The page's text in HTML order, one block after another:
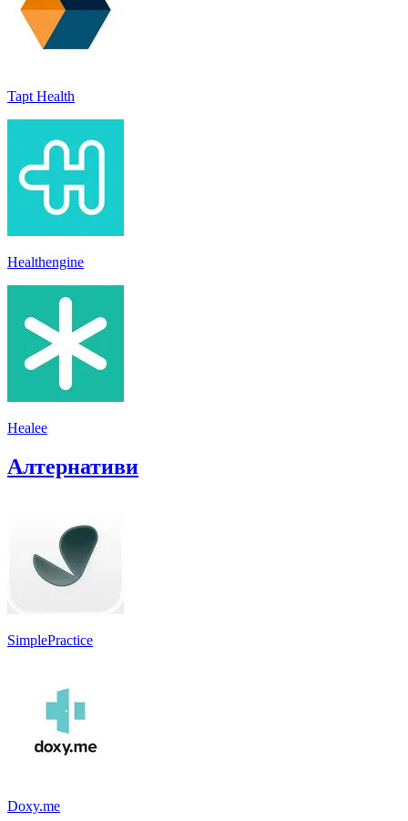
Tapt Health
Healthengine
Healee
Алтернативи
SimplePractice
Doxy.me